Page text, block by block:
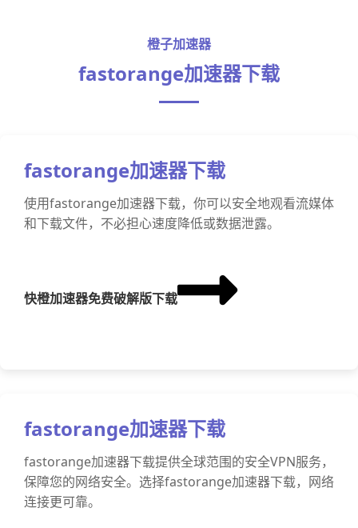
橙子加速器
fastorange加速器下载
fastorange加速器下载
使用fastorange加速器下载，你可以安全地观看流媒体
和下载文件，不必担心速度降低或数据泄露。
快橙加速器免费破解版下载
fastorange加速器下载
fastorange加速器下载提供全球范围的安全VPN服务，
保障您的网络安全。选择fastorange加速器下载，网络
连接更可靠。